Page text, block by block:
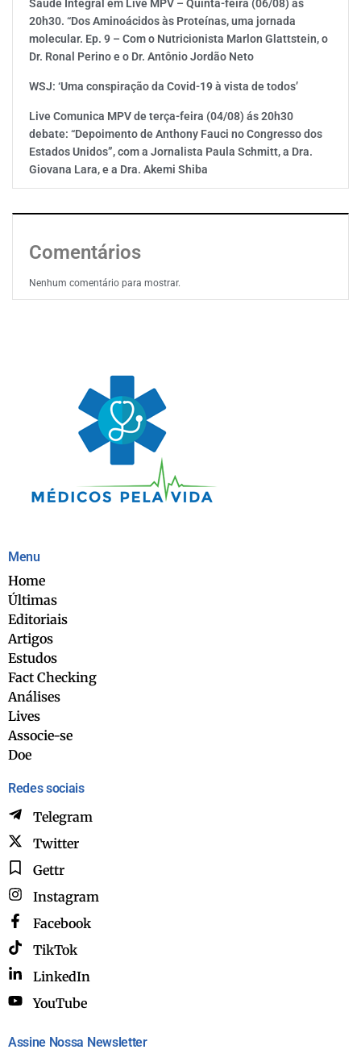
Saúde Integral em Live MPV – Quinta-feira (06/08) às
20h30. “Dos Aminoácidos às Proteínas, uma jornada
molecular. Ep. 9 – Com o Nutricionista Marlon Glattstein, o
Dr. Ronal Perino e o Dr. Antônio Jordão Neto
WSJ: ‘Uma conspiração da Covid-19 à vista de todos’
Live Comunica MPV de terça-feira (04/08) ás 20h30
debate: “Depoimento de Anthony Fauci no Congresso dos
Estados Unidos”, com a Jornalista Paula Schmitt, a Dra.
Giovana Lara, e a Dra. Akemi Shiba
Comentários
Nenhum comentário para mostrar.
Menu
Home
Últimas
Editoriais
Artigos
Estudos
Fact Checking
Análises
Lives
Associe-se
Doe
Redes sociais
Telegram
Twitter
Gettr
Instagram
Facebook
TikTok
LinkedIn
YouTube
Assine Nossa Newsletter